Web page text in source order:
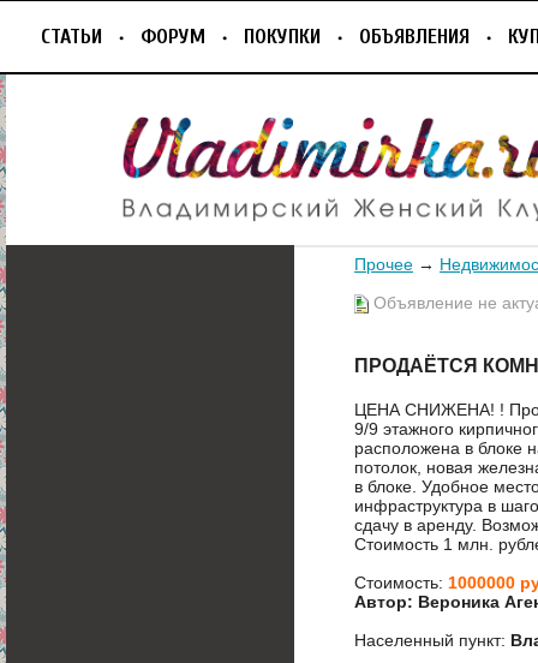
СТАТЬИ ФОРУМ ПОКУПКИ ОБЪЯВЛЕНИЯ
Прочее →
Объявление не
ПРОДАЁТСЯ
ЦЕНА СНИЖЕНА! !
9/9 этажного
расположена в блоке
потолок, новая
в блоке. Удобное
инфраструктура в
сдачу в аренду.
Стоимость 1 млн.
Стоимость: 1000000
Автор: Вероника
Населенный пункт: